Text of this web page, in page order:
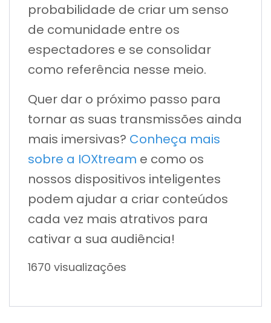
probabilidade de criar um senso
de comunidade entre os
espectadores e se consolidar
como referência nesse meio.
Quer dar o próximo passo para
tornar as suas transmissões ainda
mais imersivas? Conheça mais
sobre a IOXtream e como os
nossos dispositivos inteligentes
podem ajudar a criar conteúdos
cada vez mais atrativos para
cativar a sua audiência!
1670 visualizações